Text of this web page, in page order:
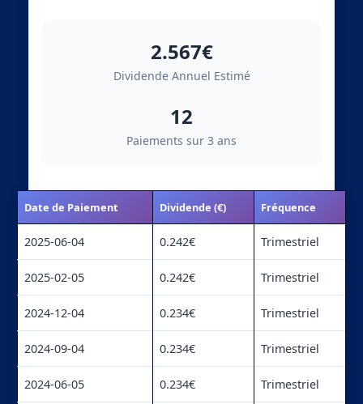
2.567€
Dividende Annuel Estimé
12
Paiements sur 3 ans
Date de Paiement Dividende (€) Fréquence
2025-06-04 0.242€ Trimestriel
2025-02-05 0.242€ Trimestriel
2024-12-04 0.234€ Trimestriel
2024-09-04 0.234€ Trimestriel
2024-06-05 0.234€ Trimestriel